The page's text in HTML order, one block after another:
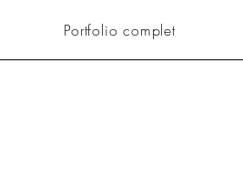
Portfolio complet